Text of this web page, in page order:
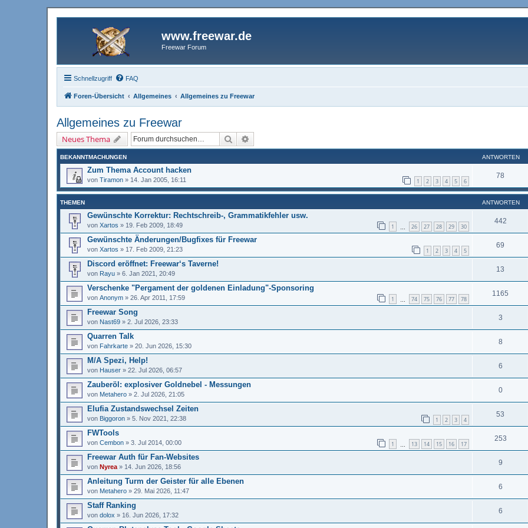
www.freewar.de
Freewar Forum
Schnellzugriff FAQ
Foren-Übersicht Allgemeines Allgemeines zu Freewar
Allgemeines zu Freewar
Neues Thema Suche
BEKANNTMACHUNGEN ANTWORTEN
Zum Thema Account hacken
von Tiramon » 14. Jan 2005, 16:11 1 2 3 4 5 6
78
THEMEN ANTWORTEN
Gewünschte Korrektur: Rechtschreib-, Grammatikfehler usw.
von Xartos » 19. Feb 2009, 18:49 1 26 27 28 29 30
442
Gewünschte Änderungen/Bugfixes für Freewar
von Xartos » 17. Feb 2009, 21:23 1 2 3 4 5
69
Discord eröffnet: Freewar‘s Taverne!
von Rayu » 6. Jan 2021, 20:49
13
Verschenke "Pergament der goldenen Einladung"-Sponsoring
von Anonym » 26. Apr 2011, 17:59 1 74 75 76 77 78
1165
Freewar Song
von Nast69 » 2. Jul 2026, 23:33
3
Quarren Talk
von Fahrkarte » 20. Jun 2026, 15:30
8
M/A Spezi, Help!
von Hauser » 22. Jul 2026, 06:57
6
Zauberöl: explosiver Goldnebel - Messungen
von Metahero » 2. Jul 2026, 21:05
0
Elufia Zustandswechsel Zeiten
von Biggoron » 5. Nov 2021, 22:38 1 2 3 4
53
FWTools
von Cembon » 3. Jul 2014, 00:00 1 13 14 15 16 17
253
Freewar Auth für Fan-Websites
von Nyrea » 14. Jun 2026, 18:56
9
Anleitung Turm der Geister für alle Ebenen
von Metahero » 29. Mai 2026, 11:47
6
Staff Ranking
von dolox » 16. Jun 2026, 17:32
6